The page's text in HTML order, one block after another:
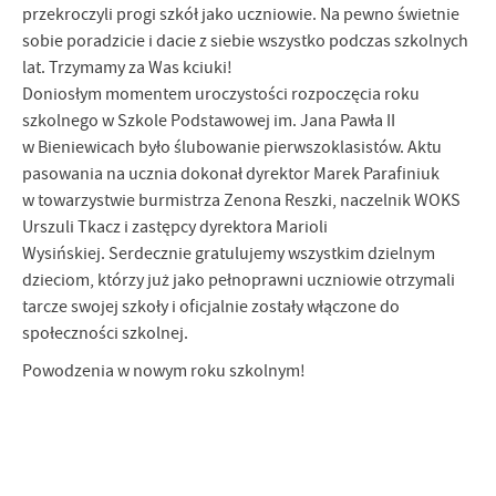
przekroczyli progi szkół jako uczniowie. Na pewno świetnie
sobie poradzicie i dacie z siebie wszystko podczas szkolnych
lat. Trzymamy za Was kciuki!
Doniosłym momentem uroczystości rozpoczęcia roku
szkolnego w Szkole Podstawowej im. Jana Pawła II
w Bieniewicach było ślubowanie pierwszoklasistów. Aktu
pasowania na ucznia dokonał dyrektor Marek Parafiniuk
w towarzystwie burmistrza Zenona Reszki, naczelnik WOKS
Urszuli Tkacz i zastępcy dyrektora Marioli
Wysińskiej. Serdecznie gratulujemy wszystkim dzielnym
dzieciom, którzy już jako pełnoprawni uczniowie otrzymali
tarcze swojej szkoły i oficjalnie zostały włączone do
społeczności szkolnej.
Powodzenia w nowym roku szkolnym!